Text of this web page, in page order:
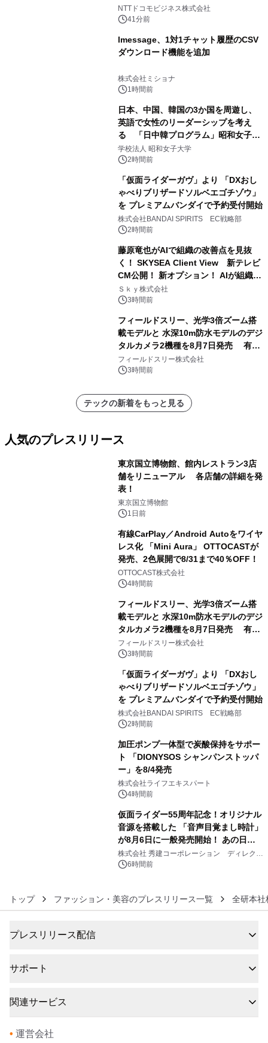
向けた調査・実証を開始
NTTドコモビジネス株式会社
41分前
lmessage、1対1チャット履歴のCSV
ダウンロード機能を追加
株式会社ミショナ
1時間前
日本、中国、韓国の3か国を周遊し、
英語で女性のリーダーシップを考え
る 「日中韓プログラム」昭和女子大
学で開催
学校法人 昭和女子大学
2時間前
「仮面ライダーガヴ」より 「DXおし
ゃべりブリザードソルベエゴチゾウ」
を プレミアムバンダイで予約受付開始
株式会社BANDAI SPIRITS EC戦略部
2時間前
藤原竜也がAIで組織の改善点を見抜
く！ SKYSEA Client View 新テレビ
CM公開！ 新オプション！ AIが組織の
業務実態を分析し労務改善を支援。 藤
原竜也メイキング動画公開 「もしAIが
る自信がある」「昨年の夏はカブトム
シを捕まえたり、虫と戦ったり…」
Ｓｋｙ株式会社
3時間前
フィールドスリー、光学3倍ズーム搭
載モデルと 水深10m防水モデルのデジ
タルカメラ2機種を8月7日発売 有効
約1300万画素、用途別に選べるコンデ
ジ新登場
フィールドスリー株式会社
3時間前
テックの新着をもっと見る
人気のプレスリリース
東京国立博物館、館内レストラン3店
舗をリニューアル 各店舗の詳細を発
表！
東京国立博物館
1日前
有線CarPlay／Android Autoをワイヤ
レス化 「Mini Aura」 OTTOCASTが
発売、2色展開で8/31まで40％OFF！
OTTOCAST株式会社
4時間前
フィールドスリー、光学3倍ズーム搭
載モデルと 水深10m防水モデルのデジ
タルカメラ2機種を8月7日発売 有効
約1300万画素、用途別に選べるコンデ
ジ新登場
フィールドスリー株式会社
3時間前
「仮面ライダーガヴ」より 「DXおし
ゃべりブリザードソルベエゴチゾウ」
を プレミアムバンダイで予約受付開始
株式会社BANDAI SPIRITS EC戦略部
2時間前
加圧ポンプ一体型で炭酸保持をサポー
ト 「DIONYSOS シャンパンストッパ
ー」を8/4発売
株式会社ライフエキスパート
4時間前
仮面ライダー55周年記念！オリジナル
音源を搭載した 「音声目覚まし時計」
が8月6日に一般発売開始！ あの日の
大興奮が今甦る
株式会社 秀建コーポレーション ディレクト
アートギャラリー
6時間前
トップ ファッション・美容のプレスリリース一覧 全研本社
プレスリリース配信
サポート
関連サービス
• 運営会社